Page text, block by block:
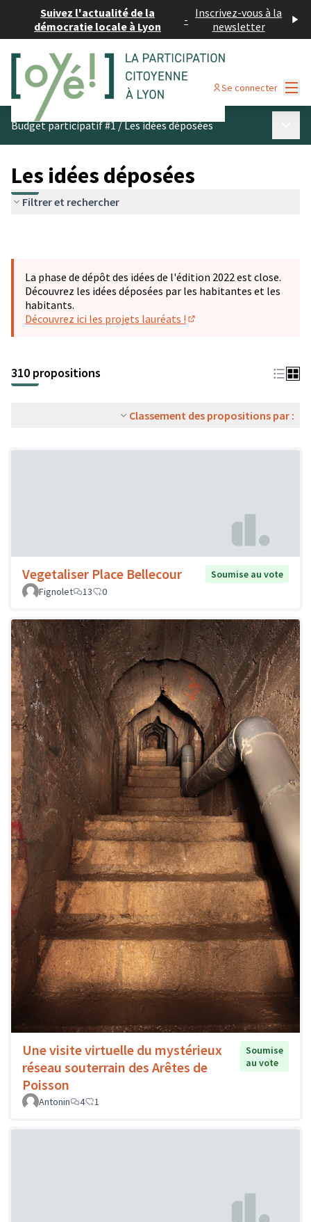
Suivez l'actualité de la
démocratie locale à Lyon
- Inscrivez-vous à la
newsletter
Se connecter
Budget participatif #1/Les idées déposées
Les idées déposées
Filtrer et rechercher
La phase de dépôt des idées de l'édition 2022 est close.
Découvrez les idées déposées par les habitantes et les
habitants.
Découvrez ici les projets lauréats !
310 propositions
Classement des propositions par :
Vegetaliser Place Bellecour
Soumise au vote
Fignolet
13 0
Une visite virtuelle du mystérieux
réseau souterrain des Arêtes de
Poisson
Soumise
au vote
Antonin 4 1